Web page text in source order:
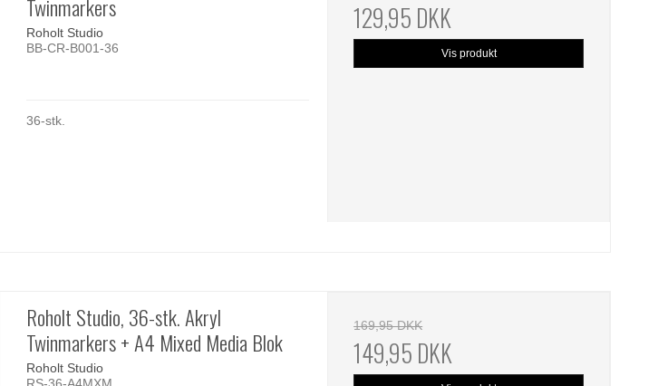
Twinmarkers
Roholt Studio
BB-CR-B001-36
36-stk.
129,95 DKK
Vis produkt
Roholt Studio, 36-stk. Akryl
Twinmarkers + A4 Mixed Media Blok
Roholt Studio
RS-36-A4MXM
169,95 DKK
149,95 DKK